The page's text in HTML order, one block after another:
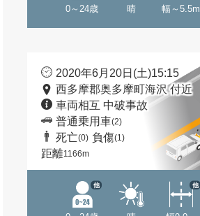
0～24歳 晴 幅～5.5m
2020年6月20日(土)15:15
西多摩郡奥多摩町海沢 付近
車両相互 中破事故
普通乗用車(2)
死亡(0) 負傷(1)
距離1166m
他 他